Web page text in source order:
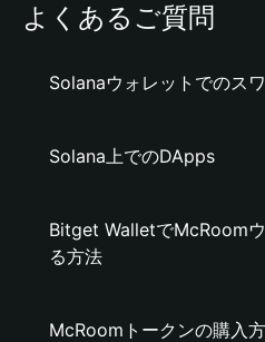
よくあるご質問
Solanaウォレットでのス
Solana上でのDApps
Bitget WalletでMcRoom
る方法
McRoomトークンの購入